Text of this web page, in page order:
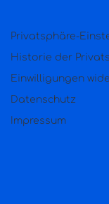
Privatsphäre-
Historie der
Einwilligungen
Datenschutz
Impressum